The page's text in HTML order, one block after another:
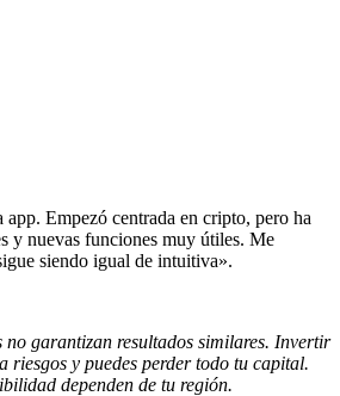
Empezó centrada en cripto, pero ha
y nuevas funciones muy útiles. Me
siendo igual de intuitiva».
no garantizan resultados similares. Invertir
riesgos y puedes perder todo tu capital.
dependen de tu región.